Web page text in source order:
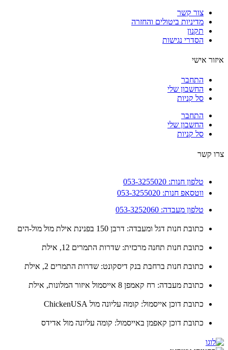
צור קשר
מדיניות ביטולים והחזרה
תקנון
הסדרי נגישות
אישי
התחבר
החשבון שלי
סל קניות
התחבר
החשבון שלי
סל קניות
קשר
טלפון חנות: 053-3255020
ווטסאפ חנות: 053-3255020
טלפון מעבדה: 053-3252060
כתובת חנות דגל ומעבדה: דרבן 150 בפנינת אילת מול מול-הים
כתובת חנות תחנה מרכזית: שדרות התמרים 12, אילת
כתובת חנות ברחבת בנק דיסקונט: שדרות התמרים 2, אילת
כתובת מעבדה: רח קאמפן 8 אייסמול איזור המלונות, אילת
כתובת דוכן אייסמול: קומה עליונה מול ChickenUSA
כתובת דוכן קאפמן באייסמול: קומה עליונה מול אדידס